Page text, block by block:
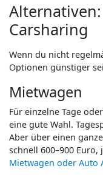
Carsharing
Wenn du nicht
Optionen günstiger
Mietwagen
Für einzelne Tage
eine gute Wahl.
Aber über einen
schnell 600–900
Mietwagen oder Auto